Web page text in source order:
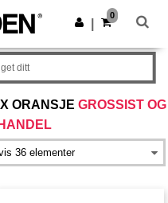
Last ned app
0
ORANSJE GROSSIST OG
ditt